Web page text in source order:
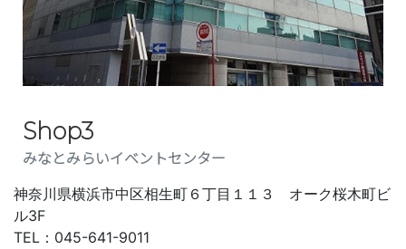
Shop3
みなとみらいイベントセンター
神奈川県横浜市中区相生町６丁目１１３ オーク桜木町ビ
ル3F
TEL：045-641-9011